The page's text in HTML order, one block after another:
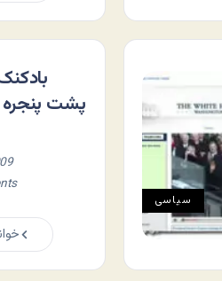
پشت
سياسی